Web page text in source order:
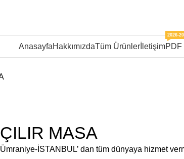
AnasayfaHakkımızdaTüm ÜrünlerİletişimPDF
2026-
MASA
İSTANBUL’ dan tüm dünyaya hizmet